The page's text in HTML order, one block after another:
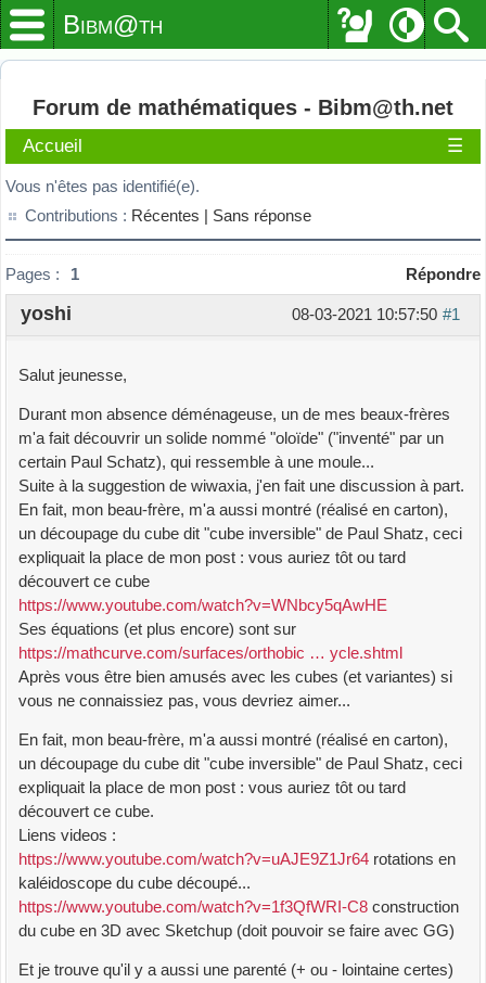
Bibm@th
Forum de mathématiques - Bibm@th.net
Accueil ☰
Vous n'êtes pas identifié(e).
Contributions : Récentes | Sans réponse
Pages : 1 Répondre
#1
08-03-2021 10:57:50
yoshi
Salut jeunesse,
Durant mon absence déménageuse, un de mes beaux-frères
m'a fait découvrir un solide nommé "oloïde" ("inventé" par un
certain Paul Schatz), qui ressemble à une moule...
Suite à la suggestion de wiwaxia, j'en fait une discussion à part.
En fait, mon beau-frère, m'a aussi montré (réalisé en carton),
un découpage du cube dit "cube inversible" de Paul Shatz, ceci
expliquait la place de mon post : vous auriez tôt ou tard
découvert ce cube
https://www.youtube.com/watch?v=WNbcy5qAwHE
Ses équations (et plus encore) sont sur
https://mathcurve.com/surfaces/orthobic … ycle.shtml
Après vous être bien amusés avec les cubes (et variantes) si
vous ne connaissiez pas, vous devriez aimer...
En fait, mon beau-frère, m'a aussi montré (réalisé en carton),
un découpage du cube dit "cube inversible" de Paul Shatz, ceci
expliquait la place de mon post : vous auriez tôt ou tard
découvert ce cube.
Liens videos :
https://www.youtube.com/watch?v=uAJE9Z1Jr64 rotations en
kaléidoscope du cube découpé...
https://www.youtube.com/watch?v=1f3QfWRI-C8 construction
du cube en 3D avec Sketchup (doit pouvoir se faire avec GG)
Et je trouve qu'il y a aussi une parenté (+ ou - lointaine certes)